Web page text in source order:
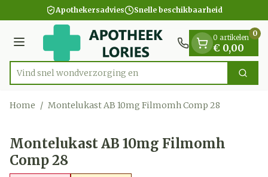
Ga naar de inhoudApothekersadvies Snelle beschikbaarheid
Menu
Product, merk, categorie...
Vind snel wondverzor Zoek
0 artikelen
€ 0,00
0
Home / Montelukast AB 10mg Filmomh Comp 28
Montelukast AB 10mg Filmomh
Comp 28